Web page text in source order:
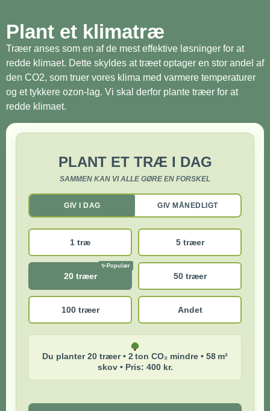
Plant et klimatræ
Træer anses som en af de mest effektive løsninger for at
redde klimaet. Dette skyldes at træet optager en stor andel af
den CO2, som truer vores klima med varmere temperaturer
og et tykkere ozon-lag. Vi skal derfor plante træer for at
redde klimaet.
PLANT ET TRÆ I DAG
SAMMEN KAN VI ALLE GØRE EN FORSKEL
GIV I DAG GIV MÅNEDLIGT
1 træ 5 træer
20 træer 50 træer
100 træer Andet
Du planter 20 træer • 2 ton CO₂ mindre • 58 m²
skov • Pris: 400 kr.